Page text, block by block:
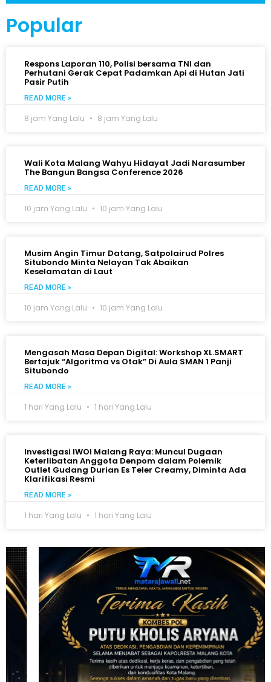
Popular
Respons Laporan 110, Polisi bersama TNI dan
Perhutani Gerak Cepat Padamkan Api di Hutan Jati
Pasir Putih
READ MORE »
8 jam Yang Lalu 8 jam Yang Lalu
Wali Kota Malang Wahyu Hidayat Jadi Narasumber
The Bangun Bangsa Conference 2026
READ MORE »
10 jam Yang Lalu 10 jam Yang Lalu
Musim Angin Timur Datang, Satpolairud Polres
Situbondo Minta Nelayan Tak Abaikan
Keselamatan di Laut
READ MORE »
10 jam Yang Lalu 10 jam Yang Lalu
Mengasah Masa Depan Digital: Workshop XL.SMART
Bertajuk “Algoritma vs Otak” Di Aula SMAN 1 Panji
Situbondo
READ MORE »
1 hari Yang Lalu 1 hari Yang Lalu
Investigasi IWOI Malang Raya: Muncul Dugaan
Keterlibatan Anggota Denpom dalam Polemik
Outlet Gudang Durian Es Teler Creamy, Diminta Ada
Klarifikasi Resmi
READ MORE »
1 hari Yang Lalu 1 hari Yang Lalu